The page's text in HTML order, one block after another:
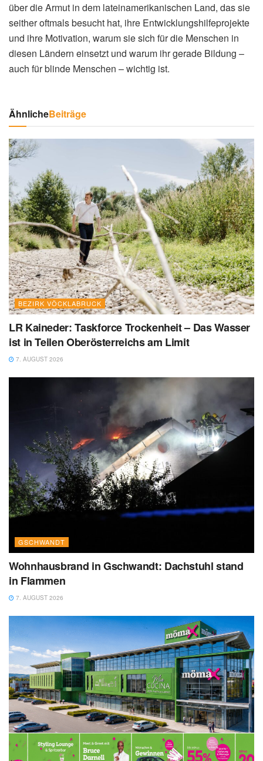
über die Armut in dem lateinamerikanischen Land, das sie
seither oftmals besucht hat, ihre Entwicklungshilfeprojekte
und ihre Motivation, warum sie sich für die Menschen in
diesen Ländern einsetzt und warum ihr gerade Bildung –
auch für blinde Menschen – wichtig ist.
ÄhnlicheBeiträge
BEZIRK VÖCKLABRUCK
LR Kaineder: Taskforce Trockenheit – Das Wasser
ist in Teilen Oberösterreichs am Limit
7. AUGUST 2026
GSCHWANDT
Wohnhausbrand in Gschwandt: Dachstuhl stand
in Flammen
7. AUGUST 2026